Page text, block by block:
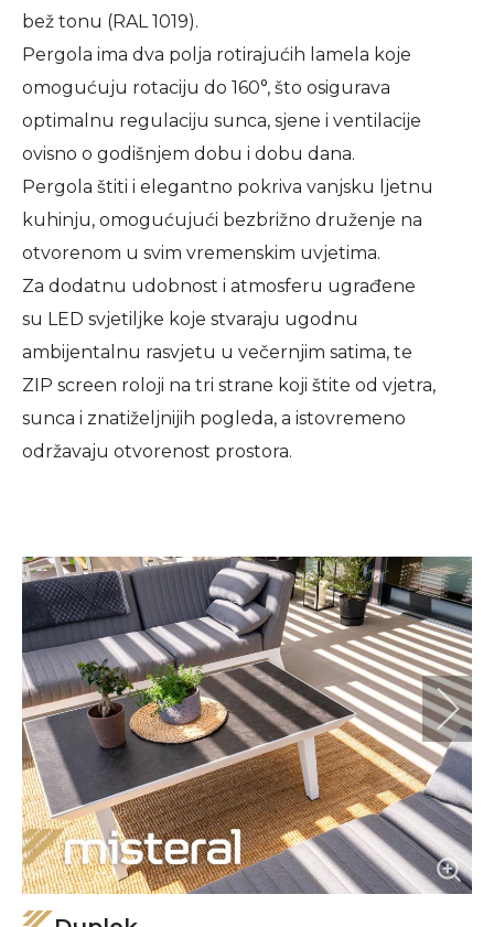
bež tonu (RAL 1019).
Pergola ima dva polja rotirajućih lamela koje
omogućuju rotaciju do 160°, što osigurava
optimalnu regulaciju sunca, sjene i ventilacije
ovisno o godišnjem dobu i dobu dana.
Pergola štiti i elegantno pokriva vanjsku ljetnu
kuhinju, omogućujući bezbrižno druženje na
otvorenom u svim vremenskim uvjetima.
Za dodatnu udobnost i atmosferu ugrađene
su LED svjetiljke koje stvaraju ugodnu
ambijentalnu rasvjetu u večernjim satima, te
ZIP screen roloji na tri strane koji štite od vjetra,
sunca i znatiželjnijih pogleda, a istovremeno
održavaju otvorenost prostora.